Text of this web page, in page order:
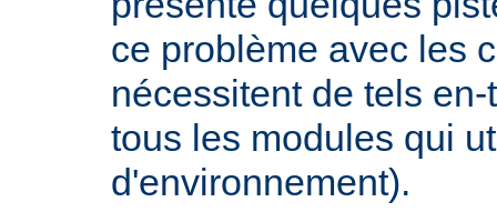
ce problème avec les
nécessitent de tels
tous les modules qui
d'environnement).